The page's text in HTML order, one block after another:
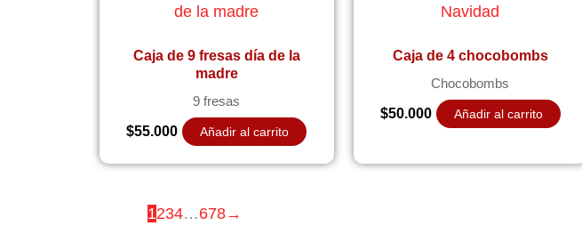
Caja de 9 fresas día de la
madre
9 fresas
$55.000 Añadir al carrito
Caja de 4 chocobombs
Chocobombs
$50.000 Añadir al carrito
1234…678→